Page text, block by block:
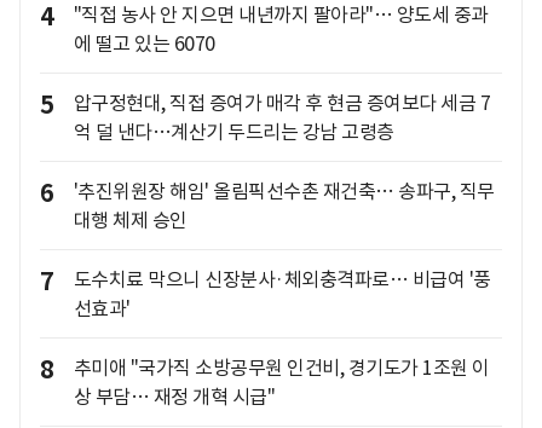
4
"직접 농사 안 지으면 내년까지 팔아라"… 양도세 중과
에 떨고 있는 6070
5
압구정현대, 직접 증여가 매각 후 현금 증여보다 세금 7
억 덜 낸다…계산기 두드리는 강남 고령층
6
'추진위원장 해임' 올림픽선수촌 재건축… 송파구, 직무
대행 체제 승인
7
도수치료 막으니 신장분사·체외충격파로… 비급여 '풍
선효과'
8
추미애 "국가직 소방공무원 인건비, 경기도가 1조원 이
상 부담… 재정 개혁 시급"